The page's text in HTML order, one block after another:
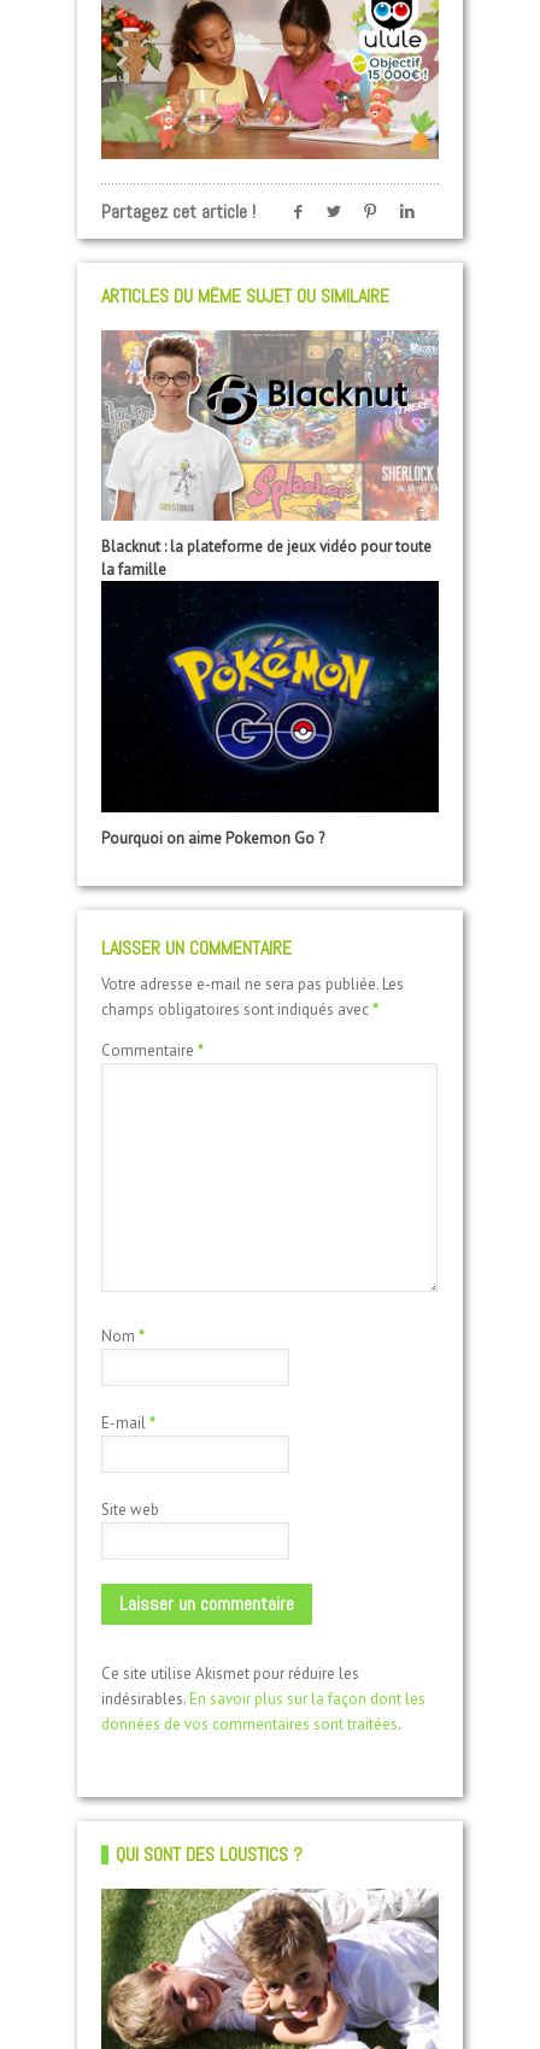
Partagez cet article !
ARTICLES DU MÊME SUJET OU SIMILAIRE
Blacknut : la plateforme de jeux vidéo pour toute
la famille
Pourquoi on aime Pokemon Go ?
LAISSER UN COMMENTAIRE
Votre adresse e-mail ne sera pas publiée. Les
champs obligatoires sont indiqués avec*
Commentaire *
Nom *
E-mail*
Site web
Ce site utilise Akismet pour réduire les
indésirables.En savoir plus sur la façon dont les
données de vos commentaires sont traitées.
QUI SONT DES LOUSTICS ?